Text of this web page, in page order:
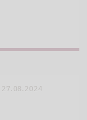
27.08.2024